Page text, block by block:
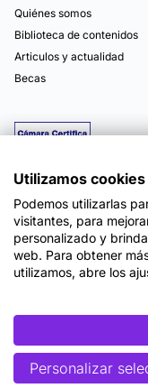
Quiénes somos
Biblioteca de contenidos
Articulos y actualidad
Becas
Mapa del sitio
©2026
Utilizamos cookies
Podemos utilizarlas
visitantes, para
personalizado y
web. Para obtener
utilizamos, abre los
Personalizar